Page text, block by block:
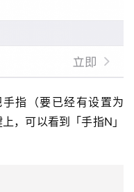
指（要已经有设置为
，可以看到「手指N」